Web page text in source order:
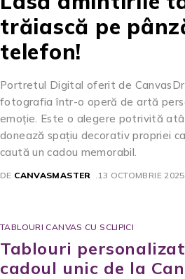
trăiască pe
telefon!
Portretul Digital oferit de
fotografia într-o operă de artă
emoție. Este o alegere potrivită
donează spațiu decorativ propriei
caută un cadou memorabil.
DE CANVASMASTER 13 OCTOMBRIE 2025
TABLOURI CANVAS CU SCLIPICI
Tablouri
cadoul unic de la